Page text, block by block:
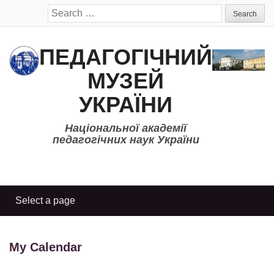
Search
for:
ПЕДАГОГІЧНИЙ
МУЗЕЙ
УКРАЇНИ
Національної академії
педагогічних наук України
My Calendar